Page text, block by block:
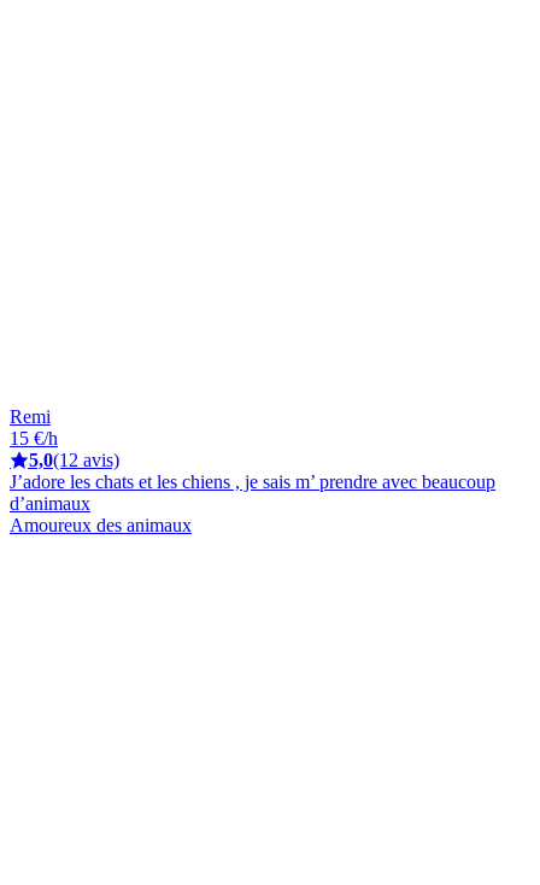
Remi
15 €/h
5,0(12 avis)
J’adore les chats et les chiens , je sais m’ prendre avec beaucoup
d’animaux
Amoureux des animaux